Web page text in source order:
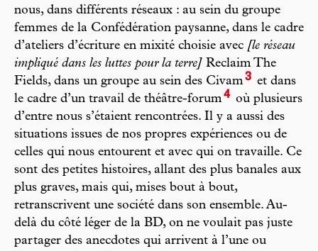
nous, dans différents réseaux : au sein du groupe
femmes de la Confédération paysanne, dans le cadre
d’ateliers d’écriture en mixité choisie avec [le réseau
impliqué dans les luttes pour la terre] Reclaim The
Fields, dans un groupe au sein des Civam3 et dans
le cadre d’un travail de théâtre-forum4 où plusieurs
d’entre nous s’étaient rencontrées. Il y a aussi des
situations issues de nos propres expériences ou de
celles qui nous entourent et avec qui on travaille. Ce
sont des petites histoires, allant des plus banales aux
plus graves, mais qui, mises bout à bout,
retranscrivent une société dans son ensemble. Au-
delà du côté léger de la BD, on ne voulait pas juste
partager des anecdotes qui arrivent à l’une ou